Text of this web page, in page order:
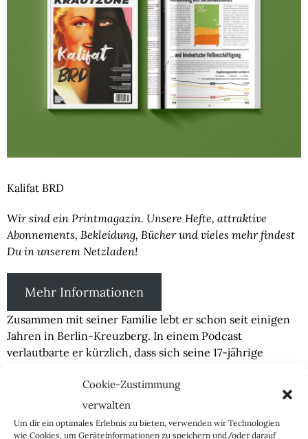
Cookie-Zustimmung
verwalten
Um dir ein optimales Erlebnis zu bieten, verwenden wir Technologien
wie Cookies, um Geräteinformationen zu speichern und/oder darauf
Kalifat BRD
Wir sind ein Printmagazin. Unsere Hefte, attraktive
Abonnements, Bekleidung, Bücher und vieles mehr findest
Du in unserem Netzladen!
Mehr Informationen
Zusammen mit seiner Familie lebt er schon seit einigen
Jahren in Berlin-Kreuzberg. In einem Podcast
verlautbarte er kürzlich, dass sich seine 17-jährige
männlicher Begleitung wolle sie sich dort nicht mehr
aufhalten, aufgrund von Drogendealern und anderen
Kriminellen. Seine Tochter habe außerdem Angst, zu
bestimmten Uhrzeiten alleine Bus und Bahn zu fahren.